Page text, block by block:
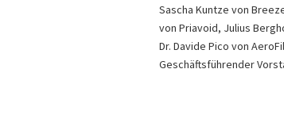
Sascha Kuntze von
von Priavoid, Julius
Dr. Davide Pico von
Geschäftsführender